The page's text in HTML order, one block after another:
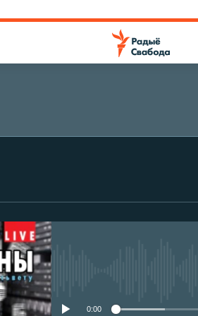
0:00